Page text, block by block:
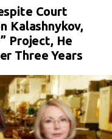
Court
Kalashnykov,
Project, He
Three Years